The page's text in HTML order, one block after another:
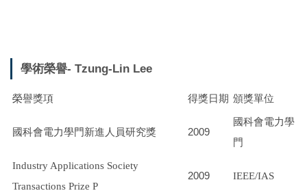
學術榮譽- Tzung-Lin Lee
榮譽獎項 得獎日期 頒獎單位
國科會電力學門新進人員研究獎 2009
國科會電力學
門
Industry Applications Society
Transactions Prize P
2009 IEEE/IAS